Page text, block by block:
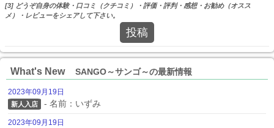
[3] どうぞ自身の体験・口コミ（クチコミ）・評価・評判・感想・お勧め（オスス
メ）・レビューをシェアして下さい。
投稿
What's New SANGO～サンゴ～の最新情報
2023年09月19日
新人入店 - 名前：いずみ
2023年09月19日